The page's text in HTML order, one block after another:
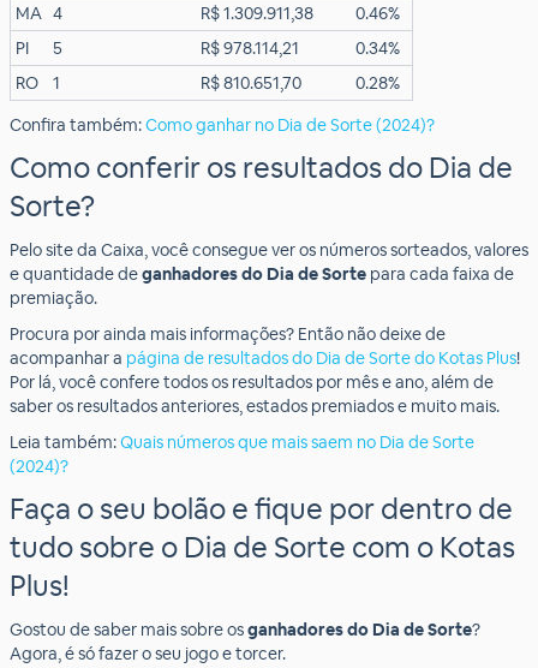
MA 4 R$ 1.309.911,38
0.46%
PI
5 R$ 978.114,21
0.34%
RO
1 R$ 810.651,70
0.28%
Confira também:Como ganhar no Dia de Sorte (2024)?
Como conferir os resultados do Dia de
Sorte?
Pelo site da Caixa, você consegue ver os números sorteados, valores
e quantidade deganhadores do Dia de Sorte para cada faixa de
premiação.
Procura por ainda mais informações? Então não deixe de
acompanhar a página de resultados do Dia de Sorte do Kotas Plus!
Por lá, você confere todos os resultados por mês e ano, além de
saber os resultados anteriores, estados premiados e muito mais.
Leia também:Quais números que mais saem no Dia de Sorte
(2024)?
Faça o seu bolão e fique por dentro de
tudo sobre o Dia de Sorte com o Kotas
Plus!
Gostou de saber mais sobre osganhadores do Dia de Sorte?
Agora, é só fazer o seu jogo e torcer.